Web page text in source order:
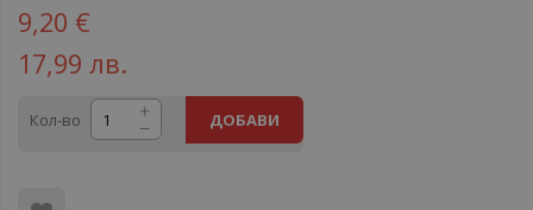
9,20 €
17,99 лв.
Кол-во ДОБАВИ